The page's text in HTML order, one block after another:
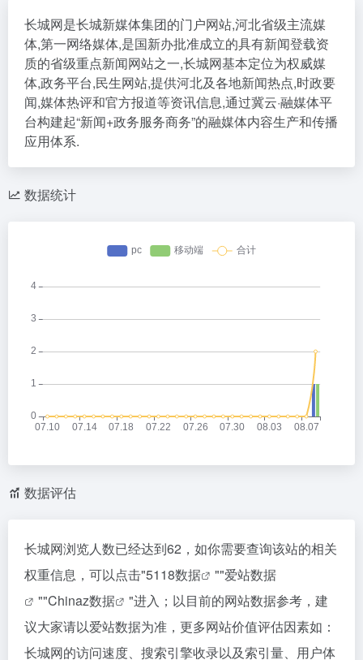
长城网是长城新媒体集团的门户网站,河北省级主流媒
体,第一网络媒体,是国新办批准成立的具有新闻登载资
质的省级重点新闻网站之一,长城网基本定位为权威媒
体,政务平台,民生网站,提供河北及各地新闻热点,时政要
闻,媒体热评和官方报道等资讯信息,通过冀云·融媒体平
台构建起“新闻+政务服务商务”的融媒体内容生产和传播
应用体系.
数据统计
数据评估
长城网浏览人数已经达到62，如你需要查询该站的相关
权重信息，可以点击"5118数据 ""爱站数据
""Chinaz数据
"进入；以目前的网站数据参考，建
议大家请以爱站数据为准，更多网站价值评估因素如：
长城网的访问速度、搜索引擎收录以及索引量、用户体